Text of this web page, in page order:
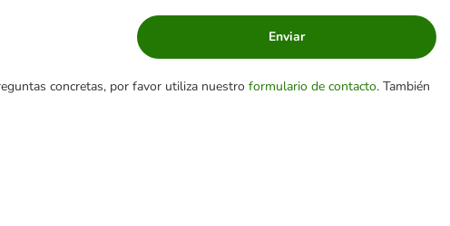
Enviar
concretas, por favor utiliza nuestro formulario de contacto. También